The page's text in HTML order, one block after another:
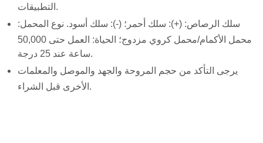
التطبيقات.
سلك الرصاص: (+): سلك أحمر؛ (-): سلك أسود. نوع المحمل:
محمل الأكمام/محمل كروي مزدوج؛ الحياة: العمل حتى 50,000
ساعة عند 25 درجة.
يرجى التأكد من حجم المروحة والجهد والموصل والمعلمات
الأخرى قبل الشراء.